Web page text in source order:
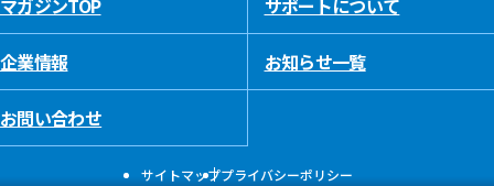
マガジンTOP サポートについて
企業情報 お知らせ一覧
お問い合わせ
サイトマッププライバシーポリシー